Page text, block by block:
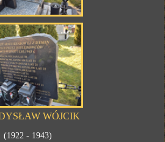
WÓJCIK
(1922 - 1943)